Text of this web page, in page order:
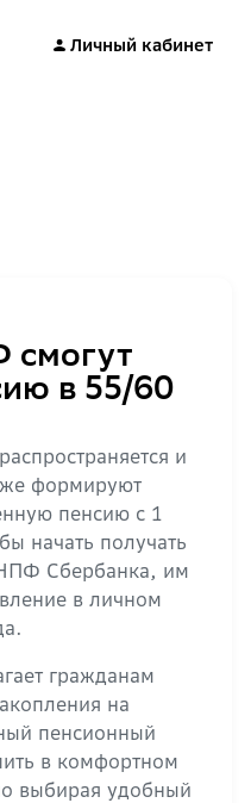
Личный кабинет
в 55/60
и
формируют
пенсию с 1
начать получать
Сбербанка, им
в личном
гражданам
на
пенсионный
в комфортном
выбирая удобный